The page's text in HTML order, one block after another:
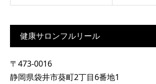
健康サロンフルリール
〒473-0016
静岡県袋井市葵町2丁目6番地1